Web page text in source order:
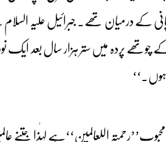
کے درمیان تھے۔ جبرائیل علیہ السلام
کے چوتھے پردہ میں ستر ہزار سال بعد
ہوں۔‘‘
اللعالمین‘‘ہے لہٰذا جتنے